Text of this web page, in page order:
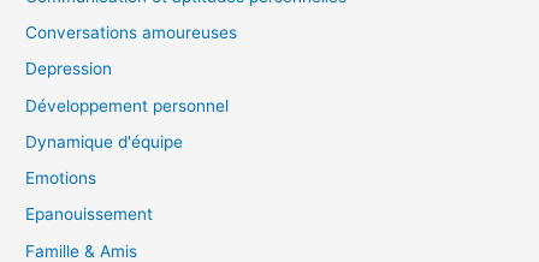
Conversations amoureuses
Depression
Développement personnel
Dynamique d'équipe
Emotions
Epanouissement
Famille & Amis